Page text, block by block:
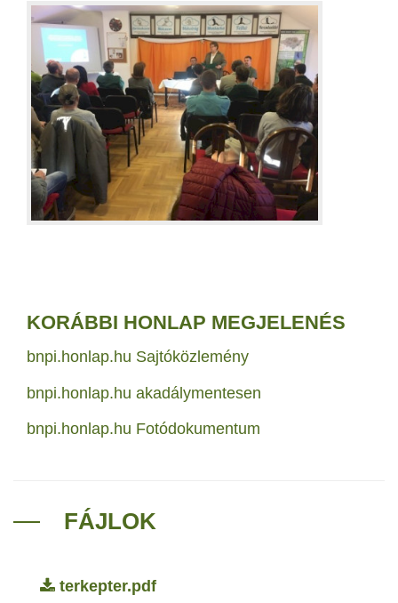
KORÁBBI HONLAP MEGJELENÉS
bnpi.honlap.hu Sajtóközlemény
bnpi.honlap.hu akadálymentesen
bnpi.honlap.hu Fotódokumentum
FÁJLOK
terkepter.pdf